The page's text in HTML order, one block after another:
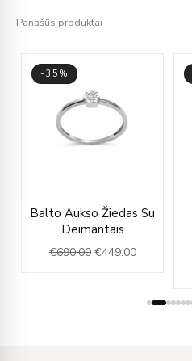
Panašūs produktai
-35%
Balto Aukso Žiedas Su
Deimantais
€690.00
Original
price
was:
€690.00.
€449.00
price
€449.00.